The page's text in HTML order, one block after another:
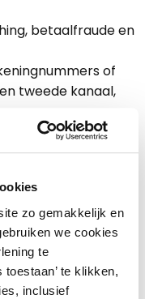
zo gemakkelijk en
we cookies
te
te klikken,
inclusief
betaalfraude en
of
tweede kanaal,
Digitaal Veilig
scans,
medewerkers
de digitale